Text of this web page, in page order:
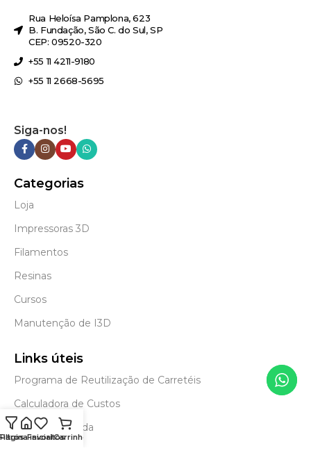
Rua Heloísa Pamplona, 623
B. Fundação, São C. do Sul, SP
CEP: 09520-320
+55 11 4211-9180
+55 11 2668-5695
Siga-nos!
Categorias
Loja
Impressoras 3D
Filamentos
Resinas
Cursos
Manutenção de I3D
Links úteis
Programa de Reutilização de Carretéis
Calculadora de Custos
Envios e retirada
Página inicial
FavoritosCarrinho